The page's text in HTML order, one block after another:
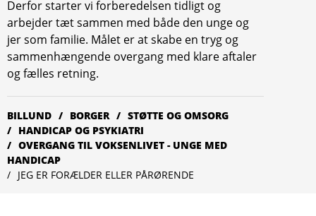
Derfor starter vi forberedelsen tidligt og
arbejder tæt sammen med både den unge og
jer som familie. Målet er at skabe en tryg og
sammenhængende overgang med klare aftaler
og fælles retning.
BILLUND BORGER
STØTTE OG OMSORG
HANDICAP OG PSYKIATRI
OVERGANG TIL VOKSENLIVET - UNGE MED
HANDICAP
JEG ER FORÆLDER ELLER PÅRØRENDE